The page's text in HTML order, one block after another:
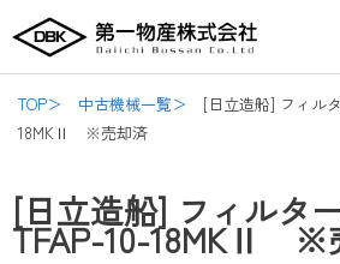
容
を
TOP＞ 中古機械一覧＞ [日立造船] フィル
18MKⅡ ※売却済
[日立造船] フィルタ
TFAP-10-18MKⅡ ※
navigation